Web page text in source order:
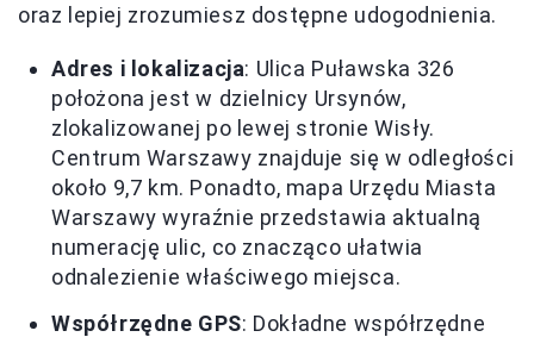
oraz lepiej zrozumiesz dostępne udogodnienia.
Adres i lokalizacja: Ulica Puławska 326
położona jest w dzielnicy Ursynów,
zlokalizowanej po lewej stronie Wisły.
Centrum Warszawy znajduje się w odległości
około 9,7 km. Ponadto, mapa Urzędu Miasta
Warszawy wyraźnie przedstawia aktualną
numerację ulic, co znacząco ułatwia
odnalezienie właściwego miejsca.
Współrzędne GPS: Dokładne współrzędne